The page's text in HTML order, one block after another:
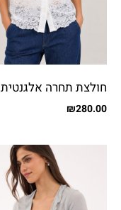
חולצת תחרה אלגנטית
₪280.00